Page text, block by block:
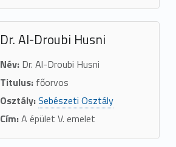
Dr. Al-Droubi Husni
Név:Dr. Al-Droubi Husni
Titulus:főorvos
Osztály:Sebészeti Osztály
Cím:A épület V. emelet